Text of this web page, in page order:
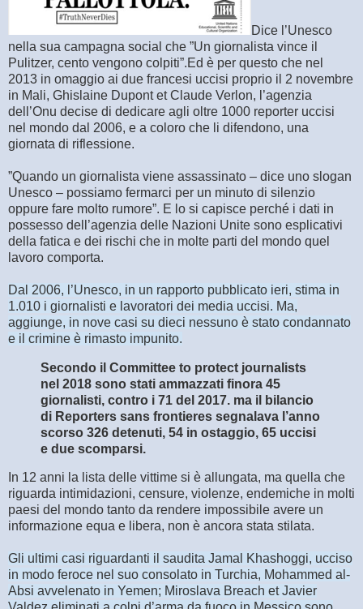
Dice l’Unesco
nella sua campagna social che ”Un giornalista vince il
Pulitzer, cento vengono colpiti”.Ed è per questo che nel
2013 in omaggio ai due francesi uccisi proprio il 2 novembre
in Mali, Ghislaine Dupont et Claude Verlon, l’agenzia
dell’Onu decise di dedicare agli oltre 1000 reporter uccisi
nel mondo dal 2006, e a coloro che li difendono, una
giornata di riflessione.
”Quando un giornalista viene assassinato – dice uno slogan
Unesco – possiamo fermarci per un minuto di silenzio
oppure fare molto rumore”. E lo si capisce perché i dati in
possesso dell’agenzia delle Nazioni Unite sono esplicativi
della fatica e dei rischi che in molte parti del mondo quel
lavoro comporta.
Dal 2006, l’Unesco, in un rapporto pubblicato ieri, stima in
1.010 i giornalisti e lavoratori dei media uccisi. Ma,
aggiunge, in nove casi su dieci nessuno è stato condannato
e il crimine è rimasto impunito.
Secondo il Committee to protect journalists
nel 2018 sono stati ammazzati finora 45
giornalisti, contro i 71 del 2017. ma il bilancio
di Reporters sans frontieres segnalava l’anno
scorso 326 detenuti, 54 in ostaggio, 65 uccisi
e due scomparsi.
In 12 anni la lista delle vittime si è allungata, ma quella che
riguarda intimidazioni, censure, violenze, endemiche in molti
paesi del mondo tanto da rendere impossibile avere un
informazione equa e libera, non è ancora stata stilata.
Gli ultimi casi riguardanti il saudita Jamal Khashoggi, ucciso
in modo feroce nel suo consolato in Turchia, Mohammed al-
Absi avvelenato in Yemen; Miroslava Breach et Javier